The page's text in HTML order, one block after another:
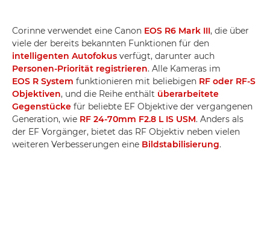
Corinne verwendet eine Canon EOS R6 Mark III, die über
viele der bereits bekannten Funktionen für den
intelligenten Autofokus verfügt, darunter auch
Personen-Priorität registrieren. Alle Kameras im
EOS R System funktionieren mit beliebigen RF oder RF-S
Objektiven, und die Reihe enthält überarbeitete
Gegenstücke für beliebte EF Objektive der vergangenen
Generation, wie RF 24-70mm F2.8 L IS USM. Anders als
der EF Vorgänger, bietet das RF Objektiv neben vielen
weiteren Verbesserungen eine Bildstabilisierung.